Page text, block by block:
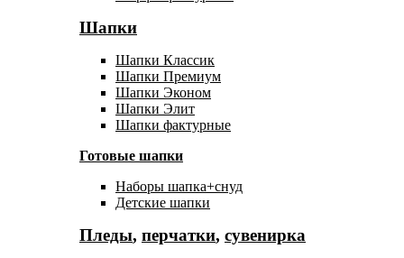
Шапки
Шапки Классик
Шапки Премиум
Шапки Эконом
Шапки Элит
Шапки фактурные
Готовые шапки
Наборы шапка+снуд
Детские шапки
Пледы, перчатки, сувенирка